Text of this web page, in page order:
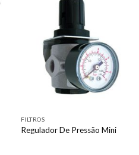
FILTROS
Regulador De Pressão Mini